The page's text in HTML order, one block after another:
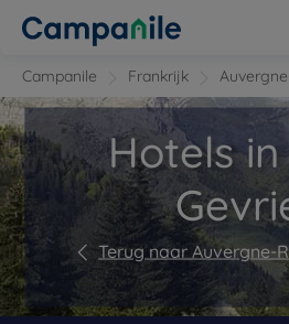
Campanile Frankrijk
Hotels
Terug naar Auvergne-